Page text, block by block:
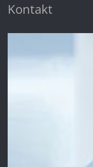
Kontakt